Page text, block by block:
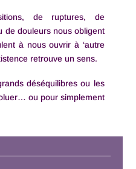
de ruptures, de
de douleurs nous obligent
à nous ouvrir à ‘autre
retrouve un sens.
déséquilibres ou les
ou pour simplement